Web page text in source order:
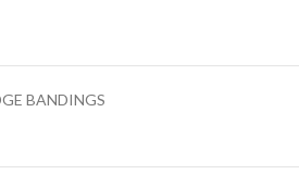
BANDINGS